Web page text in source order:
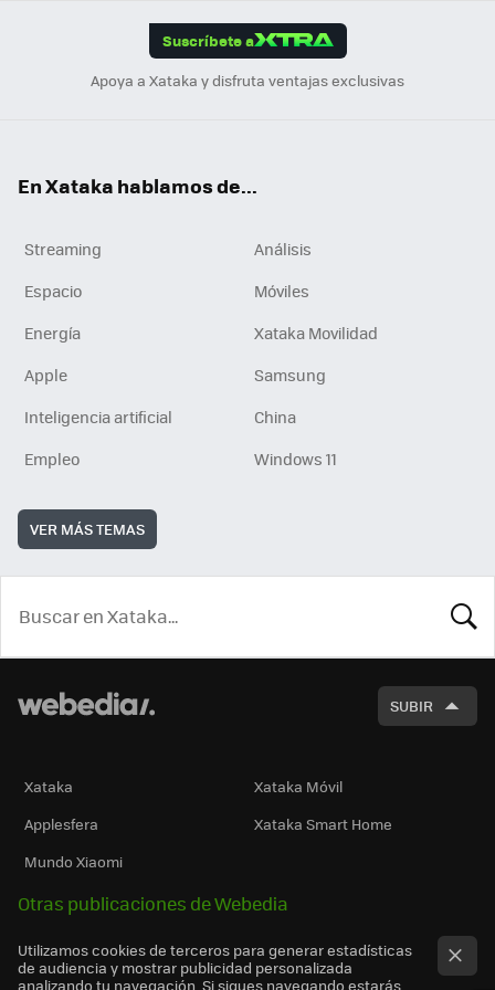
Suscríbete a
Apoya a Xataka y disfruta ventajas exclusivas
En Xataka hablamos de...
Streaming
Análisis
Espacio
Móviles
Energía
Xataka Movilidad
Apple
Samsung
Inteligencia artificial
China
Empleo
Windows 11
VER MÁS TEMAS
SUBIR
Xataka
Xataka Móvil
Applesfera
Xataka Smart Home
Mundo Xiaomi
Otras publicaciones de Webedia
Utilizamos cookies de terceros para generar estadísticas
de audiencia y mostrar publicidad personalizada
analizando tu navegación. Si sigues navegando estarás